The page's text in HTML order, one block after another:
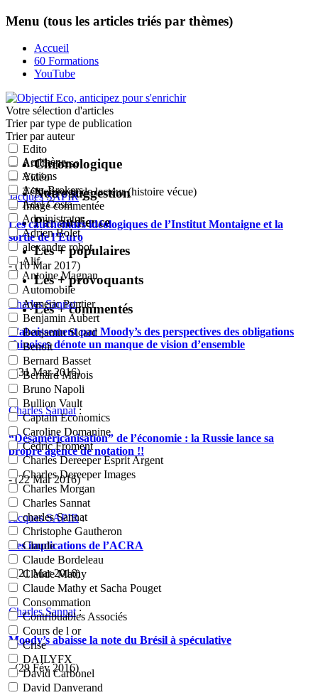
Menu (tous les articles triés par thèmes)
Accueil
60 Formations
YouTube
Votre sélection d'articles
Trier par type de publication
Edito
Article perso
Vidéo
Témoignage de lecteur (histoire vécue)
Image commentée
Trier par auteur
Acrithène
Actions
Actu-Brokers
Adel Costa
Administrator
Adrien Bolet
alexandre robot
Alif
Antoine Magnan
Automobile
Aymeric Pontier
Benjamin Aubert
Benjamin Sicard
Benoît
Bernard Basset
Bernard Marois
Bruno Napoli
Bullion Vault
Captain Economics
Caroline Domanine
Cédric Froment
Charles Dereeper Esprit Argent
Charles Dereeper Images
Charles Morgan
Charles Sannat
charles Sannat
Christophe Gautheron
Claude
Claude Bordeleau
Claude Mathy
Claude Mathy et Sacha Pouget
Consommation
Contribuables Associés
Cours de l or
Crise
DAILYFX
David Carbonel
David Danverand
Chronologique
Notre suggestion
Par audience
Les + populaires
Les + provoquants
Les + commentés
Jacques SAPIR:
Les cauchemars idéologiques de l’Institut Montaigne et la
sortie de l’Euro
- (10 Mar 2017)
Charles Sannat:
L’abaissement par Moody’s des perspectives des obligations
chinoises dénote un manque de vision d’ensemble
- (31 Mar 2016)
Charles Sannat:
“Désaméricanisation” de l’économie : la Russie lance sa
propre agence de notation !!
- (22 Mar 2016)
Jacques SAPIR:
Les implications de l’ACRA
- (21 Mar 2016)
Charles Sannat :
Moody’s abaisse la note du Brésil à spéculative
- (29 Fév 2016)